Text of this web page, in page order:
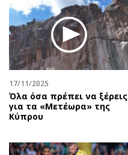
17/11/2025
Όλα όσα πρέπει να ξέρεις
για τα «Μετέωρα» της
Κύπρου